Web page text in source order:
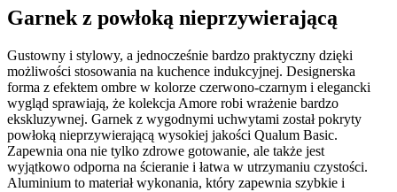
Garnek z powłoką nieprzywierającą
Gustowny i stylowy, a jednocześnie bardzo praktyczny dzięki
możliwości stosowania na kuchence indukcyjnej. Designerska
forma z efektem ombre w kolorze czerwono-czarnym i elegancki
wygląd sprawiają, że kolekcja Amore robi wrażenie bardzo
ekskluzywnej. Garnek z wygodnymi uchwytami został pokryty
powłoką nieprzywierającą wysokiej jakości Qualum Basic.
Zapewnia ona nie tylko zdrowe gotowanie, ale także jest
wyjątkowo odporna na ścieranie i łatwa w utrzymaniu czystości.
Aluminium to materiał wykonania, który zapewnia szybkie i